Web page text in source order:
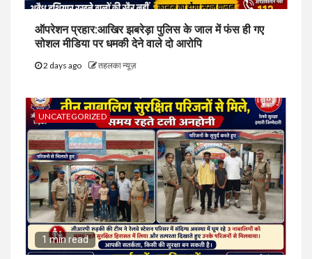
ऑपरेशन प्रहार:आखिर झबरेड़ा पुलिस के जाल में फंस ही गए
सोशल मीडिया पर धमकी देने वाले दो आरोपि
2 days ago तहलका न्यूज़
UNCATEGORIZED
1 min read